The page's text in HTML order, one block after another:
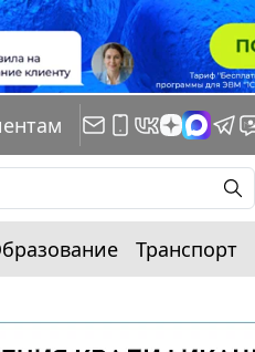
Транспорт